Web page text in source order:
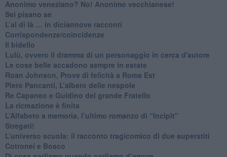
​Anonimo veneziano? No! Anonimo vecchianese!
​Sei pisano se
​L’al di là … in diciannove racconti
Corrispondenze/coincidenze
Il bidello
Lulù, ovvero il dramma di un personaggio in cerca d'autore
Le cose belle accadono sempre in estate
Roan Johnson, Prove di felicità a Roma Est
Piero Pancanti, L’albero delle nespole
Re Capaneo e Guidino del grande Fratello
La ricreazione è finita
​L’Alfabeto a memoria, l’ultimo romanzo di “Incipit"
​Stregati!
L’universo scuola: il racconto tragicomico di due superstiti
Cotronei e Bosco